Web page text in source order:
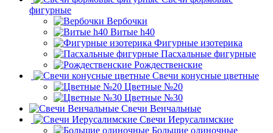
фигурные
Вербочки
Витые h40
Фигурные изотерика
Пасхальные фигурные
Рождественские
Свечи конусные цветные
Цветные №20
Цветные №30
Свечи Венчальные
Свечи Иерусалимские
Большие одиночные